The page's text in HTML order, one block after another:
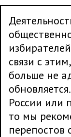
связи с
больше не
России или
то мы
перепостов